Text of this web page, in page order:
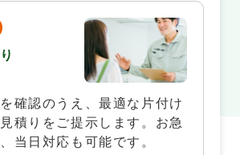
確認のうえ、最適な片付け
積りをご提示します。お急
当日対応も可能です。